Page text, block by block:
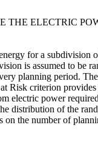
THE ELECTRIC
for a subdivision
is assumed to be
planning period.
Risk criterion
electric power
distribution of the
on the number of